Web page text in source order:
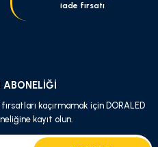
iade fırsatı
ABONELİĞİ
kaçırmamak için DORALED
kayıt olun.